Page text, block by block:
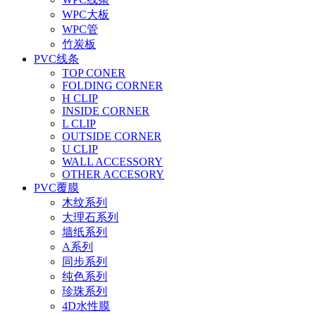
WPC大板
WPC管
竹炭板
PVC线条
TOP CONER
FOLDING CORNER
H CLIP
INSIDE CORNER
L CLIP
OUTSIDE CORNER
U CLIP
WALL ACCESSORY
OTHER ACCESORY
PVC覆膜
木纹系列
大理石系列
墙纸系列
A系列
同步系列
纯色系列
珍珠系列
4D水性膜